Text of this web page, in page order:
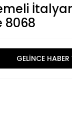
8068
GELİNCE HABER